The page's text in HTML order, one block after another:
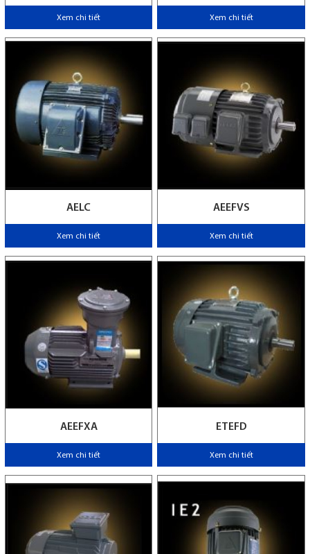
Xem chi tiết Xem chi tiết
AELC
Xem chi tiết
AEEFVS
Xem chi tiết
AEEFXA
Xem chi tiết
ETEFD
Xem chi tiết